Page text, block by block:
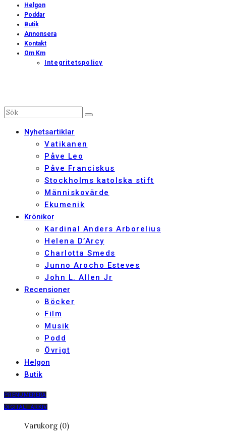
Helgon
Poddar
Butik
Annonsera
Kontakt
Om Km
Integritetspolicy
Nyhetsartiklar
Vatikanen
Påve Leo
Påve Franciskus
Stockholms katolska stift
Människovärde
Ekumenik
Krönikor
Kardinal Anders Arborelius
Helena D’Arcy
Charlotta Smeds
Junno Arocho Esteves
John L. Allen Jr
Recensioner
Böcker
Film
Musik
Podd
Övrigt
Helgon
Butik
PRENUMERERA
DIGITALT ARKIV
Varukorg (0)